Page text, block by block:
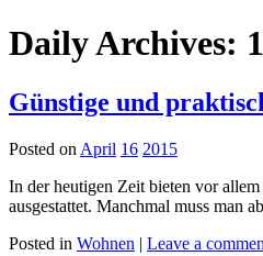
Daily Archives:
Günstige und
Posted on April 16 2015
In der heutigen Zeit bieten vor
ausgestattet. Manchmal muss man
Posted in Wohnen | Leave a